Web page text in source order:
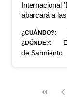
Internacional
abarcará a
¿CUÁNDO?:
¿DÓNDE?:
de Sarmiento.